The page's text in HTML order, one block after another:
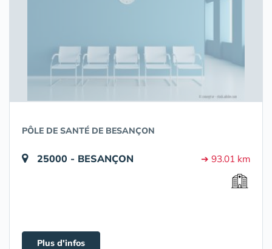
PÔLE DE SANTÉ DE BESANÇON
25000 - BESANÇON ➔ 93.01 km
Plus d'infos